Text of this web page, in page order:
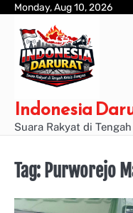
Skip
content
Monday, Aug 10, 2026
Indonesia
Suara Rakyat di
Tag: Purworejo